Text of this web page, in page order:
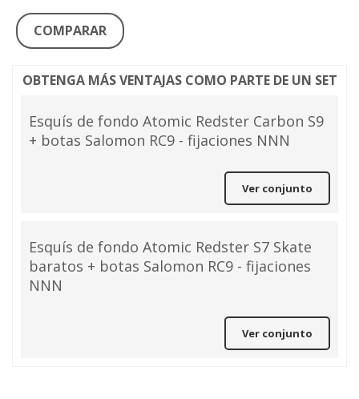
COMPARAR
OBTENGA MÁS VENTAJAS COMO PARTE DE UN SET
Esquís de fondo Atomic Redster Carbon S9
+ botas Salomon RC9 - fijaciones NNN
Ver conjunto
Esquís de fondo Atomic Redster S7 Skate
baratos + botas Salomon RC9 - fijaciones
NNN
Ver conjunto